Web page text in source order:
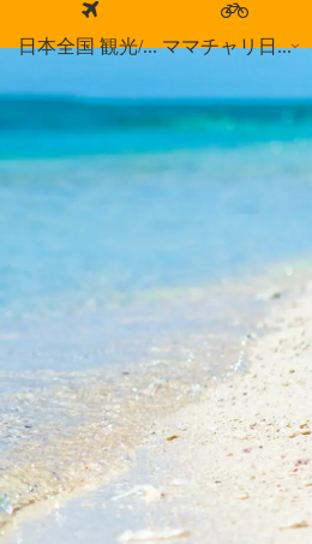
日本全国 観光/食事スポット ママチャリ日本縦断